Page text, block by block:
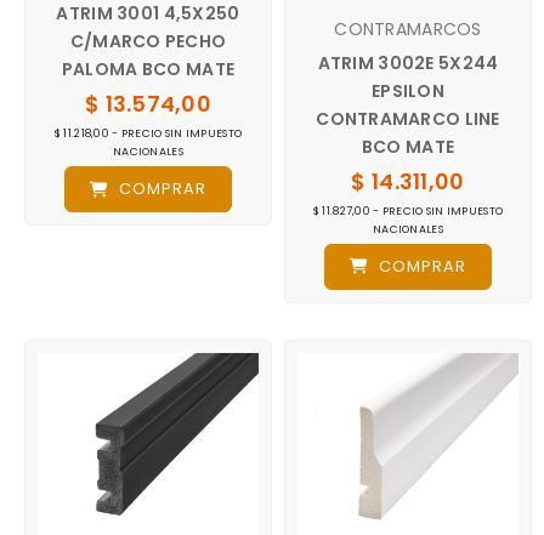
ATRIM 3001 4,5X250
C/MARCO PECHO
PALOMA BCO MATE
$ 13.574,00
$ 11.218,00 - PRECIO SIN IMPUESTO
NACIONALES
COMPRAR
CONTRAMARCOS
ATRIM 3002E 5X244
EPSILON
CONTRAMARCO LINE
BCO MATE
$ 14.311,00
$ 11.827,00 - PRECIO SIN IMPUESTO
NACIONALES
COMPRAR